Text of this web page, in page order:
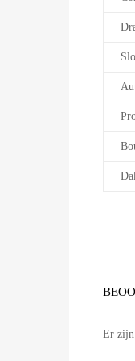
Er zijn